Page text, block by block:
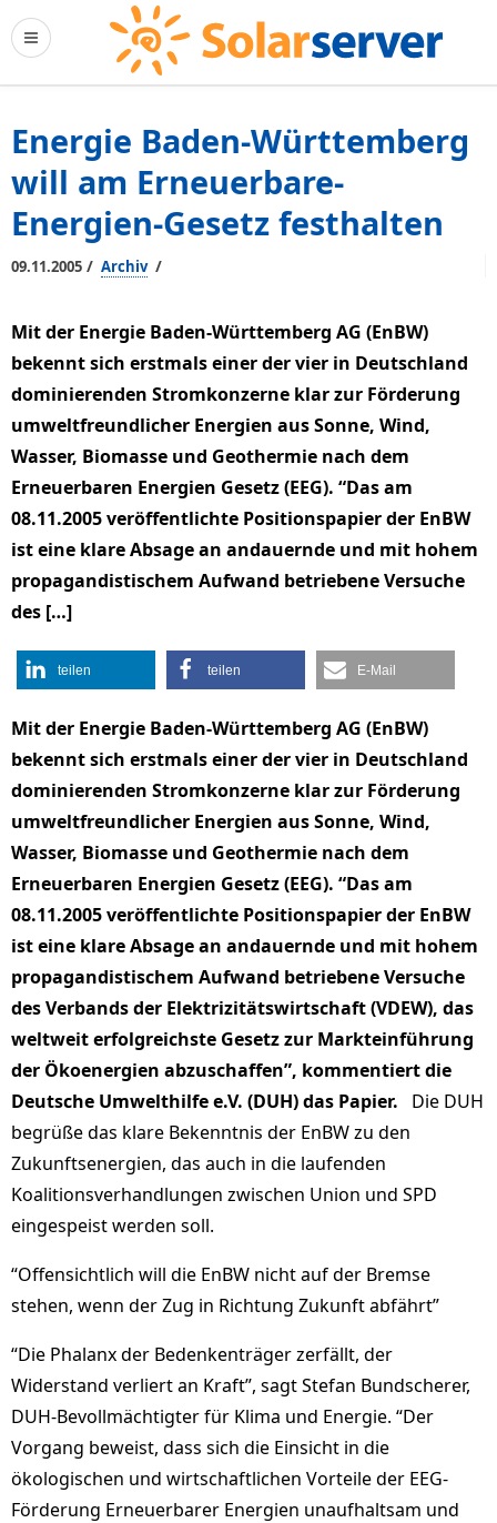
Energie Baden-Württemberg
will am Erneuerbare-
Energien-Gesetz festhalten
09.11.2005 / Archiv /
Mit der Energie Baden-Württemberg AG (EnBW)
bekennt sich erstmals einer der vier in Deutschland
dominierenden Stromkonzerne klar zur Förderung
umweltfreundlicher Energien aus Sonne, Wind,
Wasser, Biomasse und Geothermie nach dem
Erneuerbaren Energien Gesetz (EEG). “Das am
08.11.2005 veröffentlichte Positionspapier der EnBW
ist eine klare Absage an andauernde und mit hohem
propagandistischem Aufwand betriebene Versuche
des […]
teilen teilen E-Mail
Mit der Energie Baden-Württemberg AG (EnBW)
bekennt sich erstmals einer der vier in Deutschland
dominierenden Stromkonzerne klar zur Förderung
umweltfreundlicher Energien aus Sonne, Wind,
Wasser, Biomasse und Geothermie nach dem
Erneuerbaren Energien Gesetz (EEG). “Das am
08.11.2005 veröffentlichte Positionspapier der EnBW
ist eine klare Absage an andauernde und mit hohem
propagandistischem Aufwand betriebene Versuche
des Verbands der Elektrizitätswirtschaft (VDEW), das
weltweit erfolgreichste Gesetz zur Markteinführung
der Ökoenergien abzuschaffen”, kommentiert die
Deutsche Umwelthilfe e.V. (DUH) das Papier. Die DUH
begrüße das klare Bekenntnis der EnBW zu den
Zukunftsenergien, das auch in die laufenden
Koalitionsverhandlungen zwischen Union und SPD
eingespeist werden soll.
“Offensichtlich will die EnBW nicht auf der Bremse
stehen, wenn der Zug in Richtung Zukunft abfährt”
“Die Phalanx der Bedenkenträger zerfällt, der
Widerstand verliert an Kraft”, sagt Stefan Bundscherer,
DUH-Bevollmächtigter für Klima und Energie. “Der
Vorgang beweist, dass sich die Einsicht in die
ökologischen und wirtschaftlichen Vorteile der EEG-
Förderung Erneuerbarer Energien unaufhaltsam und